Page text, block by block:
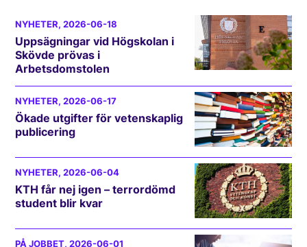
NYHETER, 2026-06-18
Uppsägningar vid Högskolan i
Skövde prövas i
Arbetsdomstolen
NYHETER, 2026-06-17
Ökade utgifter för vetenskaplig
publicering
NYHETER, 2026-06-04
KTH får nej igen – terrordömd
student blir kvar
PÅ JOBBET, 2026-06-01